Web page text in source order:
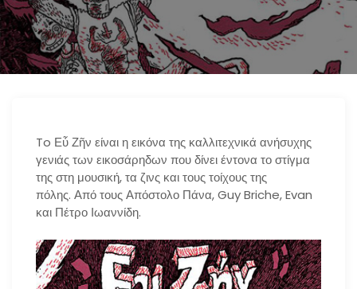
n
To Εὖ Ζῆν είναι η εικόνα της καλλιτεχνικά ανήσυχης
γενιάς των εικοσάρηδων που δίνει έντονα το στίγμα
της στη μουσική, τα ζινς και τους τοίχους της
πόλης. Από τους Απόστολο Πάνα, Guy Briche, Evan
και Πέτρο Ιωαννίδη.